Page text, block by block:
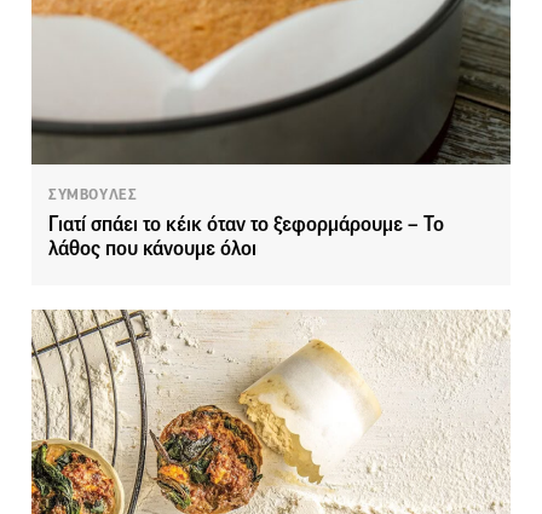
ΣΥΜΒΟΥΛΕΣ
Γιατί σπάει το κέικ όταν το ξεφορμάρουμε – Το
λάθος που κάνουμε όλοι